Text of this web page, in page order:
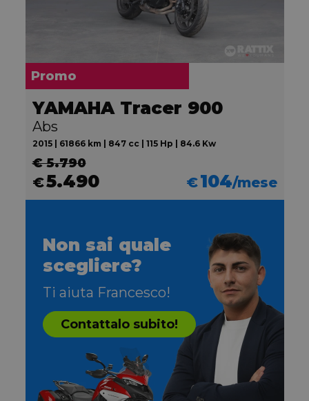
Promo
YAMAHA Tracer 900
Abs
2015 | 61866 km | 847 cc | 115 Hp | 84.6 Kw
€ 5.790
€5.490 €104/mese
Non sai quale
scegliere?
Ti aiuta Francesco!
Contattalo subito!